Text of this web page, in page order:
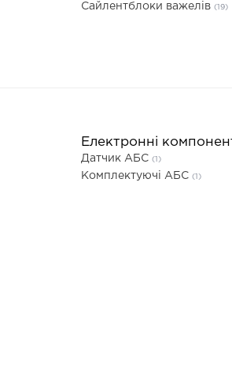
Сайлентблоки важелів (19)
Електронні
Датчик АБС (1)
Комплектуючі АБС (1)